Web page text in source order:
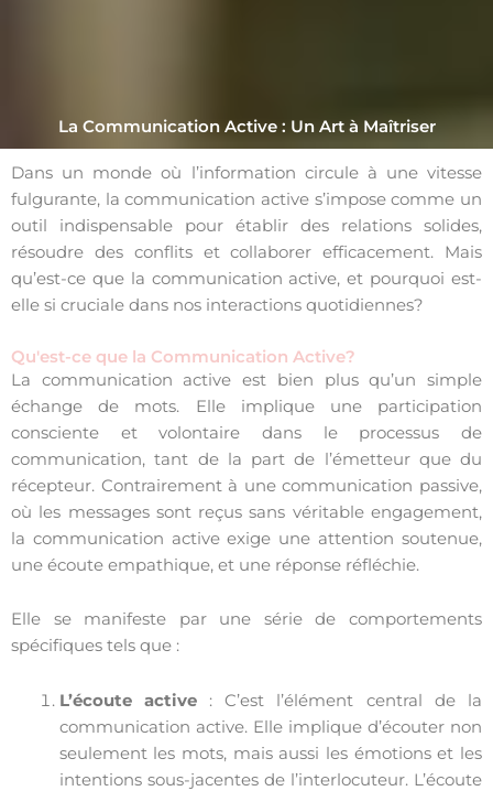
La Communication Active : Un Art à Maîtriser
Dans un monde où l’information circule à une vitesse
fulgurante, la communication active s’impose comme un
outil indispensable pour établir des relations solides,
résoudre des conflits et collaborer efficacement. Mais
qu’est-ce que la communication active, et pourquoi est-
elle si cruciale dans nos interactions quotidiennes?
Qu'est-ce que la Communication Active?
La communication active est bien plus qu’un simple
échange de mots. Elle implique une participation
consciente et volontaire dans le processus de
communication, tant de la part de l’émetteur que du
récepteur. Contrairement à une communication passive,
où les messages sont reçus sans véritable engagement,
la communication active exige une attention soutenue,
une écoute empathique, et une réponse réfléchie.
Elle se manifeste par une série de comportements
spécifiques tels que :
L’écoute active: C’est l’élément central de la
communication active. Elle implique d’écouter non
seulement les mots, mais aussi les émotions et les
intentions sous-jacentes de l’interlocuteur. L’écoute